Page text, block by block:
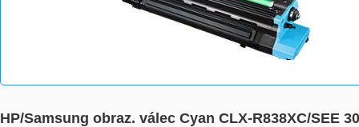
HP/Samsung obraz. válec Cyan CLX-R838XC/SEE